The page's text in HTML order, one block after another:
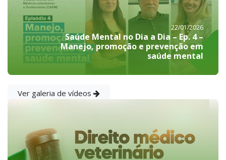
22/01/2026
Saúde Mental no Dia a Dia – Ep. 4 –
Manejo, promoção e prevenção em
saúde mental
Ver galeria de vídeos